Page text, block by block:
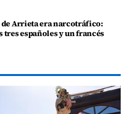
de Arrieta era narcotráfico:
tres españoles y un francés